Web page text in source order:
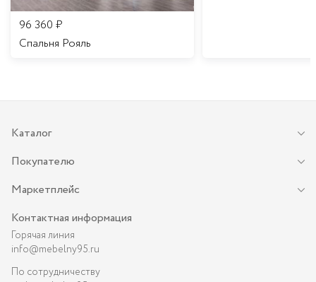
96 360 ₽
Спальня Рояль
Каталог
Покупателю
Маркетплейс
Контактная информация
Горячая линия
info@mebelny95.ru
По сотрудничеству